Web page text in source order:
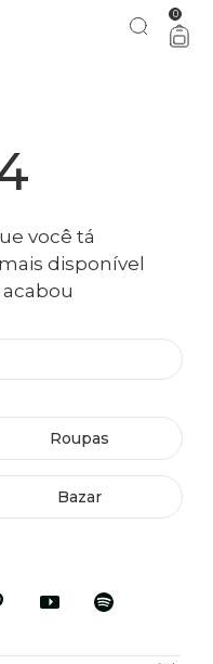
com a gente aproveita! 0
você tá
disponível
Roupas
Bazar